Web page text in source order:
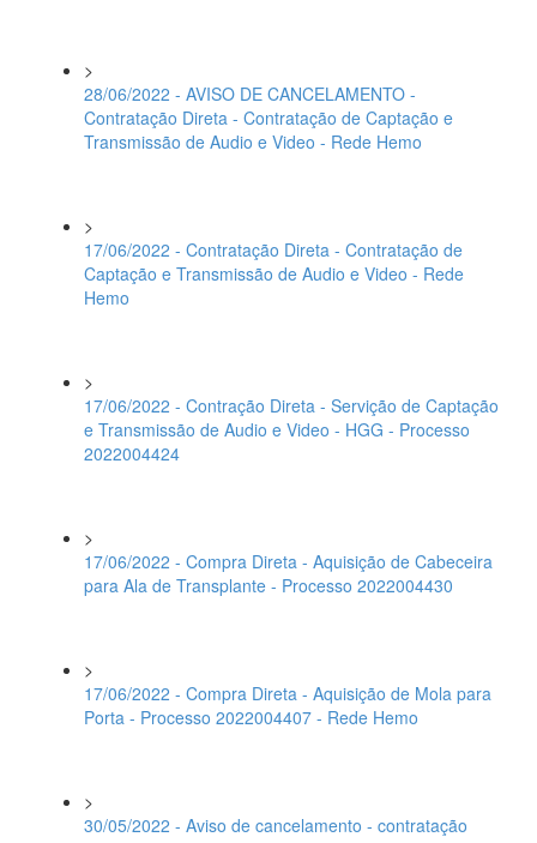
>
28/06/2022 - AVISO DE CANCELAMENTO -
Contratação Direta - Contratação de Captação e
Transmissão de Audio e Video - Rede Hemo
>
17/06/2022 - Contratação Direta - Contratação de
Captação e Transmissão de Audio e Video - Rede
Hemo
>
17/06/2022 - Contração Direta - Servição de Captação
e Transmissão de Audio e Video - HGG - Processo
2022004424
>
17/06/2022 - Compra Direta - Aquisição de Cabeceira
para Ala de Transplante - Processo 2022004430
>
17/06/2022 - Compra Direta - Aquisição de Mola para
Porta - Processo 2022004407 - Rede Hemo
>
30/05/2022 - Aviso de cancelamento - contratação